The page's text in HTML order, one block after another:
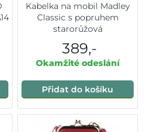
Kabelka na mobil Madley
Classic s popruhem
starorůžová
389,-
Okamžité odeslání
Přidat do košíku